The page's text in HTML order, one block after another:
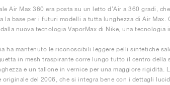
​Air Max 360​​ era posta su un letto d’Air a 360 gradi​​,
la base per i futuri modelli a tutta lunghezza di​ Air
nuova tecnologia ​​VaporMax di Nike​​, una
ha mantenuto le riconoscibili leggere pelli sintetiche
in ​​mesh​ traspirante corre lungo tutto il centro
e un tallone in vernice per una maggiore rigidità.
originale del ​2006​​, che si integra bene con i dettagli